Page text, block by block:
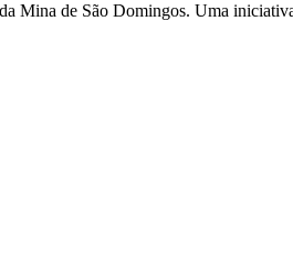
Mina de São Domingos. Uma